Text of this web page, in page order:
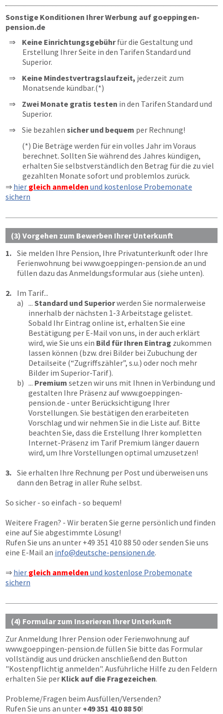
Sonstige Konditionen Ihrer Werbung auf goeppingen-
pension.de
Keine Einrichtungsgebührfür die Gestaltung und
Erstellung Ihrer Seite in den Tarifen Standard und
Superior.
Keine Mindestvertragslaufzeit, jederzeit zum
Monatsende kündbar.(*)
Zwei Monate gratis testen in den Tarifen Standard und
Superior.
Sie bezahlen sicher und bequem per Rechnung!
(*) Die Beträge werden für ein volles Jahr im Voraus
berechnet. Sollten Sie während des Jahres kündigen,
erhalten Sie selbstverständlich den Betrag für die zu viel
gezahlten Monate sofort und problemlos zurück.
⇒ hier gleich anmelden und kostenlose Probemonate
sichern
(3) Vorgehen zum Bewerben Ihrer Unterkunft
1. Sie melden Ihre Pension, Ihre Privatunterkunft oder Ihre
Ferienwohnung bei www.goeppingen-pension.de an und
füllen dazu das Anmeldungsformular aus (siehe unten).
2. Im Tarif...
a) ... Standard und Superiorwerden Sie normalerweise
innerhalb der nächsten 1-3 Arbeitstage gelistet.
Sobald Ihr Eintrag online ist, erhalten Sie eine
Bestätigung per E-Mail von uns, in der auch erklärt
wird, wie Sie uns ein Bild für Ihren Eintrag zukommen
lassen können (bzw. drei Bilder bei Zubuchung der
Detailseite (“Zugriffszähler”, s.u.) oder noch mehr
Bilder im Superior-Tarif).
b) ... Premium setzen wir uns mit Ihnen in Verbindung und
gestalten Ihre Präsenz aufwww.goeppingen-
pension.de - unter Berücksichtigung Ihrer
Vorstellungen. Sie bestätigen den erarbeiteten
Vorschlag und wir nehmen Sie in die Liste auf. Bitte
beachten Sie, dass die Erstellung Ihrer kompletten
Internet-Präsenz im Tarif Premium länger dauern
wird, um Ihre Vorstellungen optimal umzusetzen!
3. Sie erhalten Ihre Rechnung per Post und überweisen uns
dann den Betrag in aller Ruhe selbst.
So sicher - so einfach - so bequem!
Weitere Fragen? - Wir beraten Sie gerne persönlich und finden
eine auf Sie abgestimmte Lösung!
Rufen Sie uns an unter +49 351 410 88 50 oder senden Sie uns
eine E-Mail an info@deutsche-pensionen.de.
⇒ hier gleich anmelden und kostenlose Probemonate
sichern
(4) Formular zum Inserieren Ihrer Unterkunft
Zur Anmeldung Ihrer Pension oder Ferienwohnung auf
www.goeppingen-pension.de füllen Sie bitte das Formular
vollständig aus und drücken anschließend den Button
"Kostenpflichtig anmelden". Ausführliche Hilfe zu den Feldern
erhalten Sie per Klick auf die Fragezeichen.
Probleme/Fragen beim Ausfüllen/Versenden?
Rufen Sie uns an unter +49 351 410 88 50!